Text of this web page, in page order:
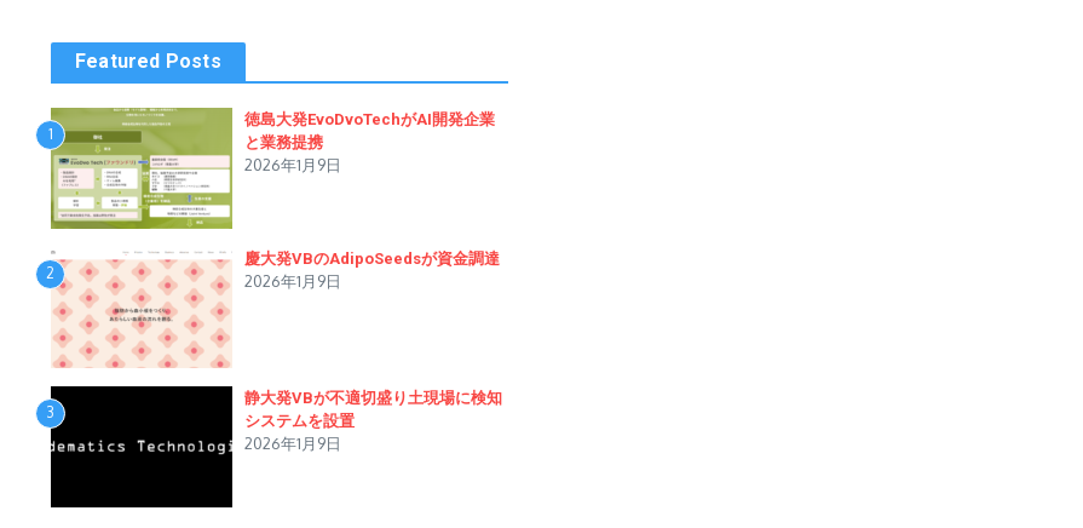
Featured Posts
1
徳島大発EvoDvoTechがAI開発企業
と業務提携
2026年1月9日
2
慶大発VBのAdipoSeedsが資金調達
2026年1月9日
3
静大発VBが不適切盛り土現場に検知
システムを設置
2026年1月9日